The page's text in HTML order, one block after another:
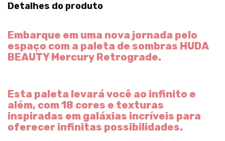
Detalhes do produto
Embarque em uma nova jornada pelo
espaço com a paleta de sombras HUDA
BEAUTY Mercury Retrograde.
Esta paleta levará você ao infinito e
além, com 18 cores e texturas
inspiradas em galáxias incríveis para
oferecer infinitas possibilidades.